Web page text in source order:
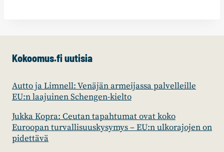
Kokoomus.fi uutisia
Autto ja Limnell: Venäjän armeijassa palvelleille
EU:n laajuinen Schengen-kielto
Jukka Kopra: Ceutan tapahtumat ovat koko
Euroopan turvallisuuskysymys – EU:n ulkorajojen on
pidettävä